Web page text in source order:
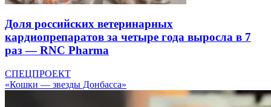
Доля российских ветеринарных
кардиопрепаратов за четыре года выросла в 7
раз — RNC Pharma
СПЕЦПРОЕКТ
«Кошки — звезды Донбасса»